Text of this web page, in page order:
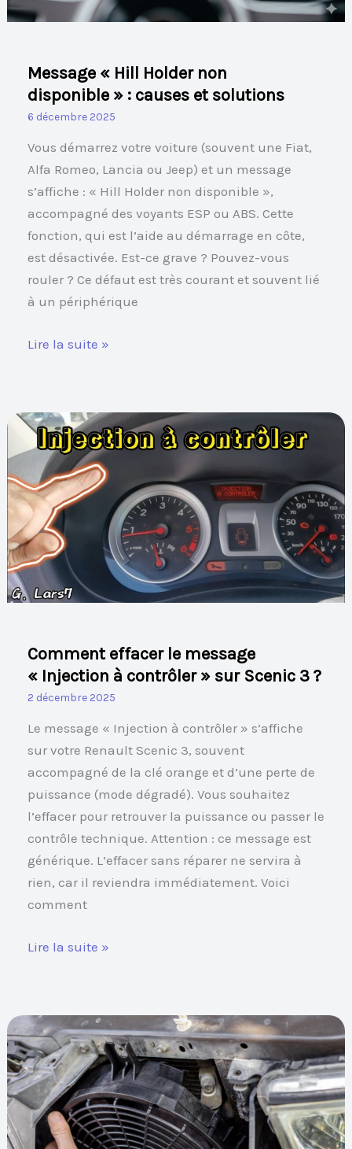
Message « Hill Holder non
disponible » : causes et solutions
6 décembre 2025
Vous démarrez votre voiture (souvent une Fiat,
Alfa Romeo, Lancia ou Jeep) et un message
s’affiche : « Hill Holder non disponible »,
accompagné des voyants ESP ou ABS. Cette
fonction, qui est l’aide au démarrage en côte,
est désactivée. Est-ce grave ? Pouvez-vous
rouler ? Ce défaut est très courant et souvent lié
à un périphérique
solutions
Lire la suite »
Comment effacer le message
« Injection à contrôler » sur Scenic 3 ?
2 décembre 2025
Le message « Injection à contrôler » s’affiche
sur votre Renault Scenic 3, souvent
accompagné de la clé orange et d’une perte de
puissance (mode dégradé). Vous souhaitez
l’effacer pour retrouver la puissance ou passer le
contrôle technique. Attention : ce message est
générique. L’effacer sans réparer ne servira à
rien, car il reviendra immédiatement. Voici
comment
Comment
effacer
message
« Injection
à
contrôler »
sur
Scenic
Lire la suite »
Clim
et
ventilateur
moteur
ne
fonctionnent